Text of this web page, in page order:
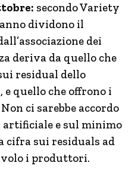
secondo Variety
dividono il
dei
deriva da quello che
residual dello
quello che offrono i
ci sarebbe accordo
artificiale e sul minimo
cifra sui residuals ad
i produttori.